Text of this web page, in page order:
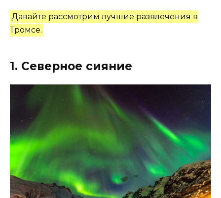
Давайте рассмотрим лучшие развлечения в
Тромсе.
1. Северное сияние